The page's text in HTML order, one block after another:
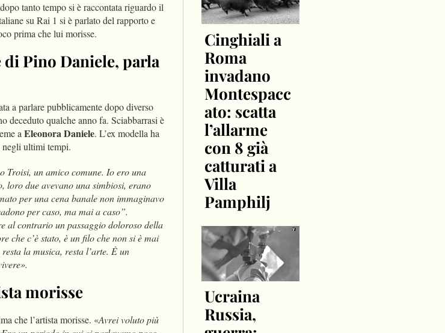
tanto tempo si è raccontata riguardo il
su Rai 1 si è parlato del rapporto e
prima che lui morisse.
Pino Daniele, parla
a parlare pubblicamente dopo diverso
deceduto qualche anno fa. Sciabbarrasi è
aEleonora Daniele. L’ex modella ha
ultimi tempi.
Troisi, un amico comune. Io ero una
loro due avevano una simbiosi, erano
per una cena banale non immaginavo
per caso, ma mai a caso”.
al contrario un passaggio doloroso della
che c’è stato, è un filo che non si è mai
resta la musica, resta l’arte. È un
morisse
che l’artista morisse. «Avrei voluto più
Cinghiali a
Roma
invadano
Montespacc
ato: scatta
l’allarme
con 8 già
catturati a
Villa
Pamphilj
Ucraina
Russia,